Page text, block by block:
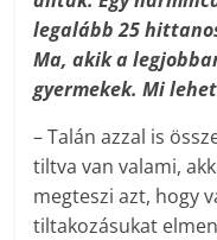
legalább 25
Ma, akik a
gyermekek. Mi
– Talán azzal is
tiltva van valami,
megteszi azt, hogy
tiltakozásukat